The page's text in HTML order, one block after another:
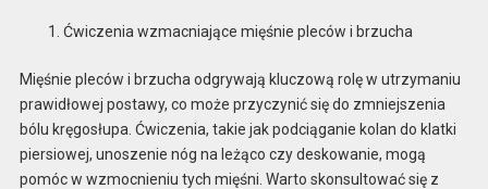
Ćwiczenia wzmacniające mięśnie pleców i brzucha
Mięśnie pleców i brzucha odgrywają kluczową rolę w utrzymaniu
prawidłowej postawy, co może przyczynić się do zmniejszenia
bólu kręgosłupa. Ćwiczenia, takie jak podciąganie kolan do klatki
piersiowej, unoszenie nóg na leżąco czy deskowanie, mogą
pomóc w wzmocnieniu tych mięśni. Warto skonsultować się z